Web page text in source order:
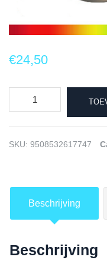
€24,50
Autolak
+
Blanke
GLB
GLACIER
-
aantal
SKU: 9508532617747
Beschrijving
Beschrijving